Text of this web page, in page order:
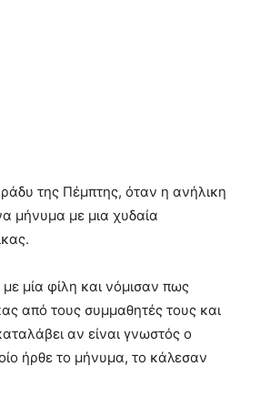
της Πέμπτης, όταν η ανήλικη
μήνυμα με μια χυδαία
μία φίλη και νόμισαν πως
από τους συμμαθητές τους και
αν είναι γνωστός ο
ήρθε το μήνυμα, το κάλεσαν